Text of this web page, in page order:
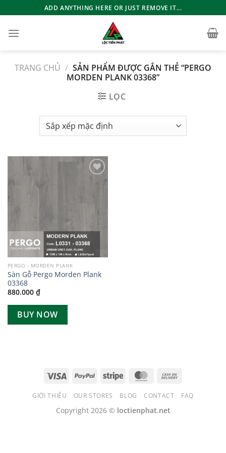
qua
nội
ADD ANYTHING HERE OR JUST REMOVE IT...
TRANG CHỦ / SẢN PHẨM ĐƯỢC GẮN THẺ “PERGO
MORDEN PLANK 03368”
LỌC
PERGO - MORDEN PLANK
Sàn Gỗ Pergo Morden Plank
03368
880.000 ₫
BUY NOW
GIỚI THIỆU OUR STORES BLOG CONTACT FAQ
Copyright 2026 © loctienphat.net